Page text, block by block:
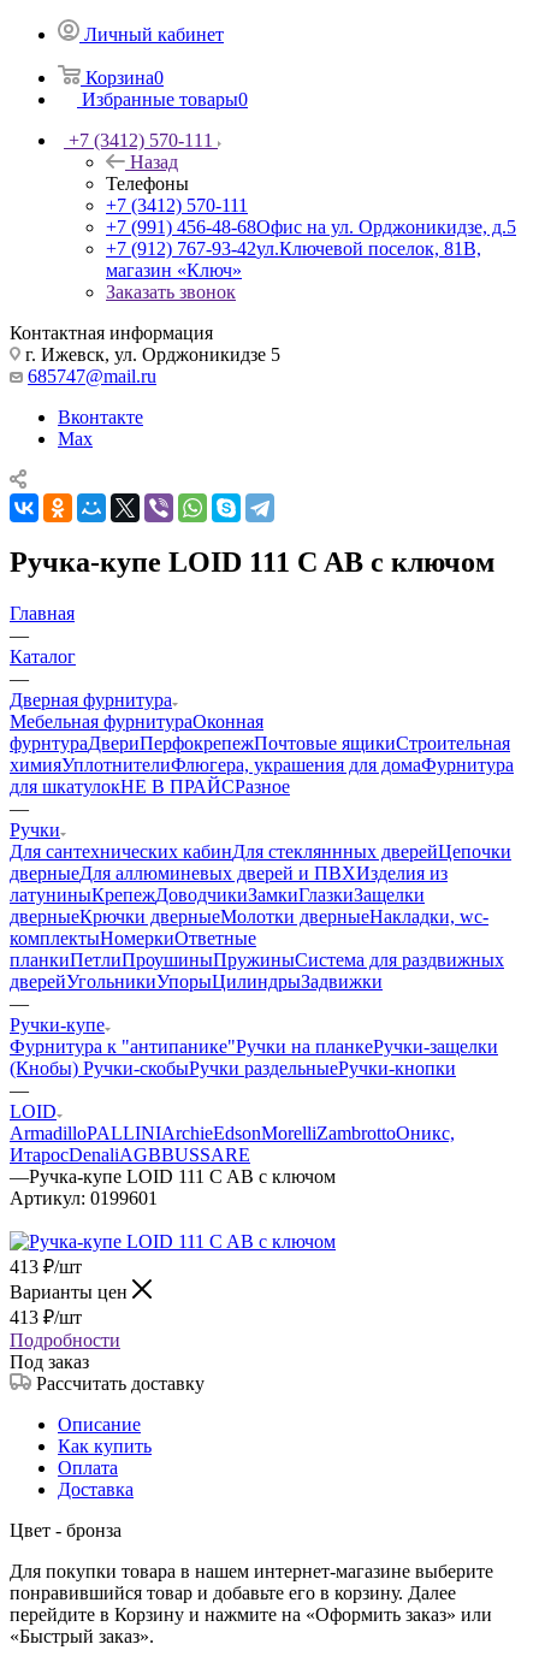
Личный кабинет
Корзина0
Избранные товары0
+7 (3412) 570-111
Назад
Телефоны
+7 (3412) 570-111
+7 (991) 456-48-68Офис на ул. Орджоникидзе, д.5
+7 (912) 767-93-42ул.Ключевой поселок, 81В,
магазин «Ключ»
Заказать звонок
Контактная информация
г. Ижевск, ул. Орджоникидзе 5
685747@mail.ru
Вконтакте
Max
Ручка-купе LOID 111 C AB с ключом
Главная
—
Каталог
—
Дверная фурнитура
Мебельная фурнитураОконная
фурнтураДвериПерфокрепежПочтовые ящикиСтроительная
химияУплотнителиФлюгера, украшения для домаФурнитура
для шкатулокНЕ В ПРАЙСРазное
—
Ручки
Для сантехнических кабинДля стекляннных дверейЦепочки
дверныеДля аллюминевых дверей и ПВХИзделия из
латуниныКрепежДоводчикиЗамкиГлазкиЗащелки
дверныеКрючки дверныеМолотки дверныеНакладки, wc-
комплектыНомеркиОтветные
планкиПетлиПроушиныПружиныСистема для раздвижных
дверейУгольникиУпорыЦилиндрыЗадвижки
—
Ручки-купе
Фурнитура к "антипанике"Ручки на планкеРучки-защелки
(Кнобы) Ручки-скобыРучки раздельныеРучки-кнопки
—
LOID
ArmadilloPALLINIArchieEdsonMorelliZambrottoОникс,
ИтаросDenaliAGBBUSSARE
—Ручка-купе LOID 111 C AB с ключом
Артикул: 0199601
413 ₽/шт
Варианты цен
413 ₽/шт
Подробности
Под заказ
Рассчитать доставку
Описание
Как купить
Оплата
Доставка
Цвет - бронза
Для покупки товара в нашем интернет-магазине выберите
понравившийся товар и добавьте его в корзину. Далее
перейдите в Корзину и нажмите на «Оформить заказ» или
«Быстрый заказ».